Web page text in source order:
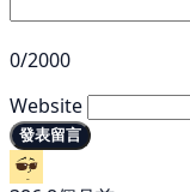
0/2000
Website
發表留言